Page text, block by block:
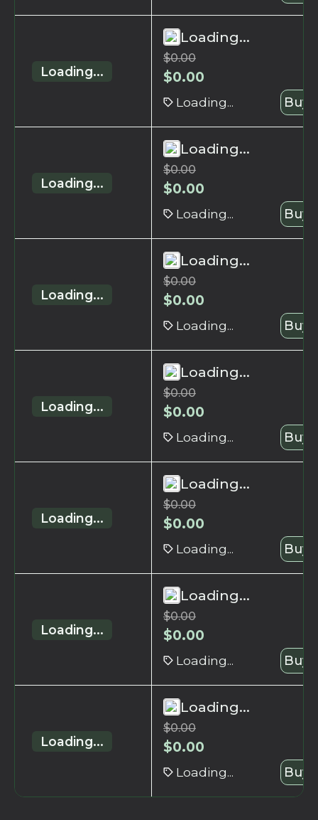
Loading...
Loading...
$0.00
$0.00
Loading... Buy
Loading...
Loading...
$0.00
$0.00
Loading... Buy
Loading...
Loading...
$0.00
$0.00
Loading... Buy
Loading...
Loading...
$0.00
$0.00
Loading... Buy
Loading...
Loading...
$0.00
$0.00
Loading... Buy
Loading...
Loading...
$0.00
$0.00
Loading... Buy
Loading...
Loading...
$0.00
$0.00
Loading... Buy